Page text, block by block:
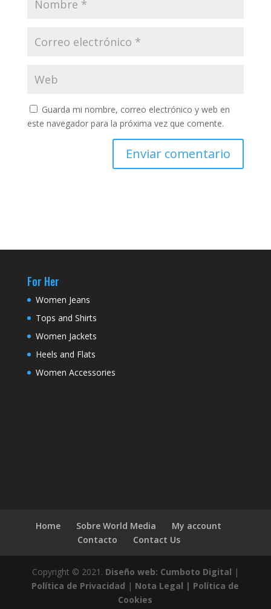
Guarda mi nombre, correo electrónico y web en
este navegador para la próxima vez que comente.
For Her
Women Jeans
Tops and Shirts
Women Jackets
Heels and Flats
Women Accessories
Home Sobre World Media
My account
Contacto
Contact Us
Copyright © 2021. Diseño web: Cumboto Digital |
Política de Privacidad | Nota Legal | Política de
Cookies